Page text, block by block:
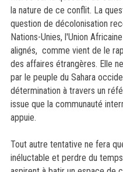
la nature de ce conflit. La
question de décolonisation
Nations-Unies, l'Union
alignés, comme vient de le
des affaires étrangères. Elle
par le peuple du Sahara
détermination à travers un
issue que la communauté
appuie.
Tout autre tentative ne fera
inéluctable et perdre du